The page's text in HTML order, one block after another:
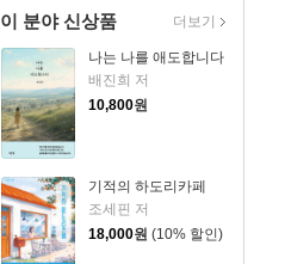
이 분야 신상품
나는 나를 애도합니다
배진희 저
10,800원
기적의 하도리카페
조세핀 저
18,000원 (10% 할인)
더보기